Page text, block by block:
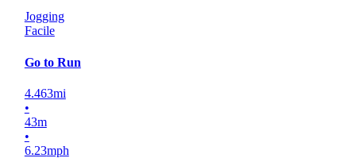
Jogging
Facile
Go to Run
4.463mi
•
43m
•
6.23mph